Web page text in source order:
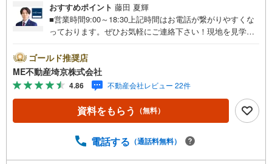
おすすめポイント 藤田 夏輝
■営業時間9:00～18:30上記時間はお電話が繋がりやすくな
っております。ぜひお気軽にご連絡下さい！現地を見学さ
ご希望の日時をご記入いただけますとスムーズにご案内が
可能です。■ご来店特典1.ご見学、ご来店後にアンケート記
入でもれなく3、000円のQUOカードプレゼント（1組様1回
限り後日郵送）2.未公開の物件情報をご紹介3.不動産ご購
入、ご売却、太陽光発電システムご検討中のお客様、ご紹
介でもれなくQUOカード3、000円分プレゼント更にご紹介
円のご紹介料をお支払いさせて頂きます！詳しくはスタッ
ゴールド推奨店
ME不動産埼京株式会社
4.86 不動産会社レビュー 22件
資料をもらう （無料）
電話する （通話料無料）